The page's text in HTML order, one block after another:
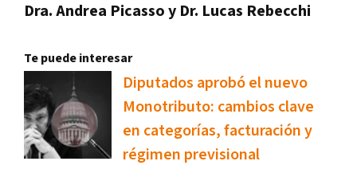
Dra. Andrea Picasso y Dr. Lucas Rebecchi
Te puede interesar
Diputados aprobó el nuevo
Monotributo: cambios clave
en categorías, facturación y
régimen previsional